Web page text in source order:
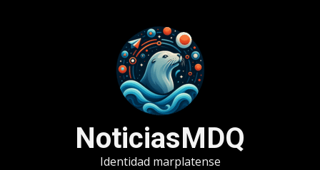
NoticiasMDQ
Identidad marplatense